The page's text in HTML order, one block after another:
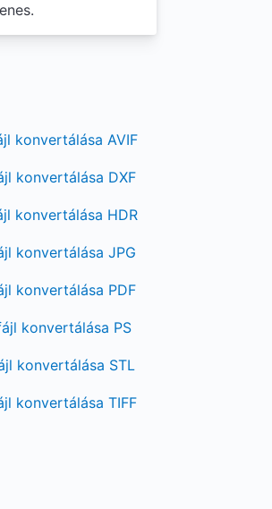
konvertálása AVIF
konvertálása DXF
konvertálása HDR
konvertálása JPG
konvertálása PDF
konvertálása PS
konvertálása STL
konvertálása TIFF